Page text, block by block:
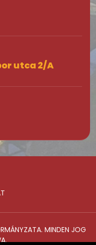
utca 2/A
MINDEN JOG